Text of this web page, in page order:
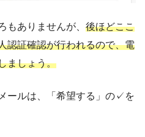
もありませんが、 後ほどここ
認証確認が行われるので、電
ましょう。
ールは、「希望する」の✓を